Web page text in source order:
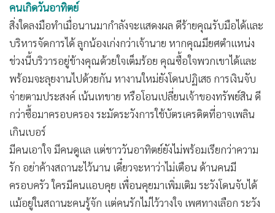
• Good health & Well-being
• Green Innovation & SD
Management & HR
MGR Live
•
Infographic
• การเมือง
• ท่องเที่ยว
• กีฬา
• ต่างประเทศ
• Special Scoop
• เศรษฐกิจ-ธุรกิจ
คนเกิดวันอาทิตย์
สิ่งใดลงมือทำเมื่อนานมากำลังจะแสดงผล ดีร้ายคุณรับมือได้และ
บริหารจัดการได้ ลูกน้องเก่งกว่าเจ้านาย หากคุณมียศตำแหน่ง
ช่วงนี้บริวารอยู่ข้างคุณด้วยใจเต็มร้อย คุณซื้อใจพวกเขาได้และ
พร้อมจะลุยงานไปด้วยกัน หางานใหม่ยังโดนปฏิเสธ การเงินจับ
จ่ายตามประสงค์ เน้นเทขาย หรือโอนเปลี่ยนเจ้าของทรัพย์สิน ดี
กว่าซื้อมาครอบครอง ระมัดระวังการใช้บัตรเครดิตที่อาจเพลิน
เกินเบอร์
มีคนเอาใจ มีคนดูแล แต่ชาววันอาทิตย์ยังไม่พร้อมเรียกว่าความ
รัก อย่าค้างสถานะไว้นาน เดี๋ยวจะหาว่าไม่เตือน ด้านคนมี
ครอบครัว ใครมีคนแอบคุย เพื่อนคุยมาเพิ่มเติม ระวังโดนจับได้
แม้อยู่ในสถานะคนรู้จัก แต่คนรักไม่ไว้วางใจ เพศทางเลือก ระวัง